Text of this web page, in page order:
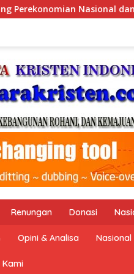
dalam Menata Bangsa
Renungan Donasi
Opini & Analisa Nasional
Kami